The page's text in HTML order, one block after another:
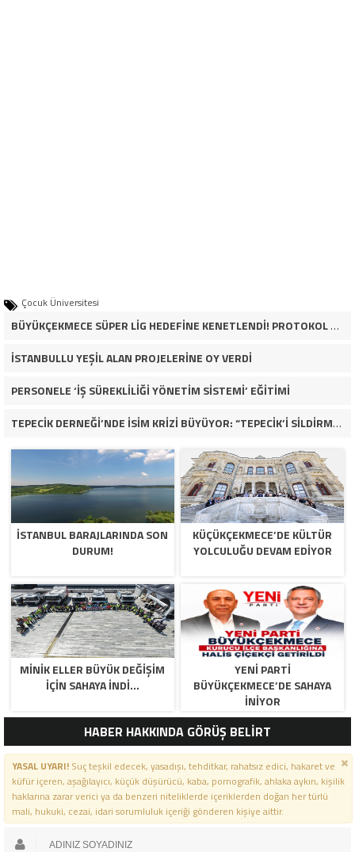
Çocuk Üniversitesi
BÜYÜKÇEKMECE SÜPER LİG HEDEFİNE KENETLENDİ! PROTOKOL VE İŞ DÜNYASINDAN BASKETBOL TAKIMINA TAM DESTEK…
İSTANBULLU YEŞİL ALAN PROJELERİNE OY VERDİ
PERSONELE ‘İŞ SÜREKLİLİĞİ YÖNETİM SİSTEMİ’ EĞİTİMİ
TEPECİK DERNEĞİ’NDE İSİM KRİZİ BÜYÜYOR: “TEPECİK’İ SİLDİRMEYECEĞİZ”
İSTANBUL BARAJLARINDA SON
DURUM!
KÜÇÜKÇEKMECE’DE KÜLTÜR
YOLCULUĞU DEVAM EDİYOR
MİNİK ELLER BÜYÜK DEĞİŞİM
İÇİN SAHAYA İNDİ…
YENİ PARTİ
BÜYÜKÇEKMECE’DE SAHAYA
İNİYOR
HABER HAKKINDA GÖRÜŞ BELİRT
YASAL UYARI!Suç teşkil edecek, yasadışı, tehditkar, rahatsız edici, hakaret ve
küfür içeren, aşağılayıcı, küçük düşürücü, kaba, pornografik, ahlaka aykırı, kişilik
haklarına zarar verici ya da benzeri niteliklerde içeriklerden doğan her türlü
mali, hukuki, cezai, idari sorumluluk içeriği gönderen kişiye aittir.